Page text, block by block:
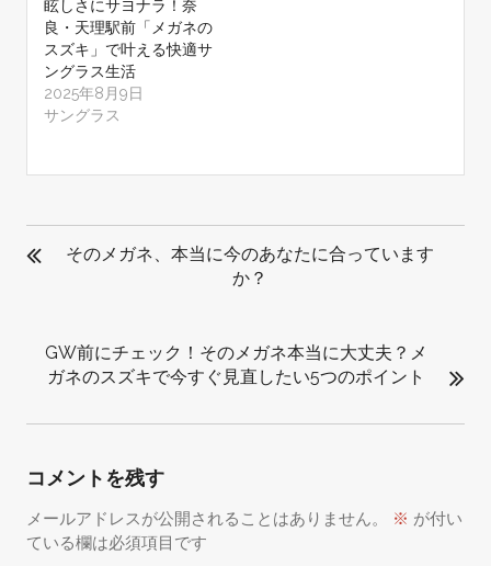
眩しさにサヨナラ！奈
良・天理駅前「メガネの
スズキ」で叶える快適サ
ングラス生活
2025年8月9日
サングラス
投
稿
ー
ョ
そのメガネ、本当に今のあなたに合っています
か？
GW前にチェック！そのメガネ本当に大丈夫？メ
ガネのスズキで今すぐ見直したい5つのポイント
コメントを残す
メールアドレスが公開されることはありません。 ※ が付い
ている欄は必須項目です